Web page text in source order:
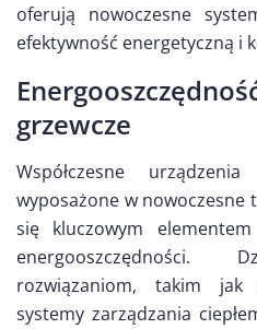
oferują nowoczesne
efektywność energetyczną i
grzewcze
Współczesne
wyposażone w nowoczesne
się kluczowym
energooszczędności.
rozwiązaniom, takim jak
systemy zarządzania